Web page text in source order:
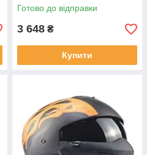
Готово до відправки
3 648 ₴
Купити